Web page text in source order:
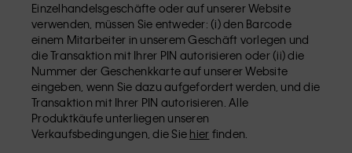
Einzelhandelsgeschäfte oder auf unserer Website
verwenden, müssen Sie entweder: (i) den Barcode
einem Mitarbeiter in unserem Geschäft vorlegen und
die Transaktion mit Ihrer PIN autorisieren oder (ii) die
Nummer der Geschenkkarte auf unserer Website
eingeben, wenn Sie dazu aufgefordert werden, und die
Transaktion mit Ihrer PIN autorisieren. Alle
Produktkäufe unterliegen unseren
Verkaufsbedingungen, die Sie hier finden.